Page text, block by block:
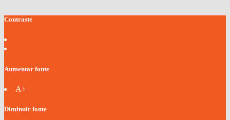
Contraste
Aumentar fonte
A+
Diminuir fonte